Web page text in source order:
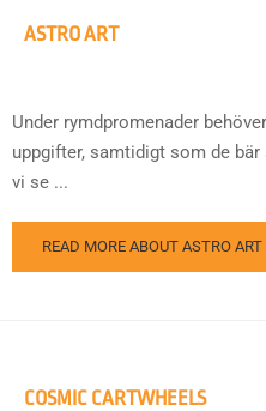
ASTRO ART
Under rymdpromenader
uppgifter, samtidigt som de
vi se ...
READ MORE ABOUT ASTRO ART
COSMIC CARTWHEELS